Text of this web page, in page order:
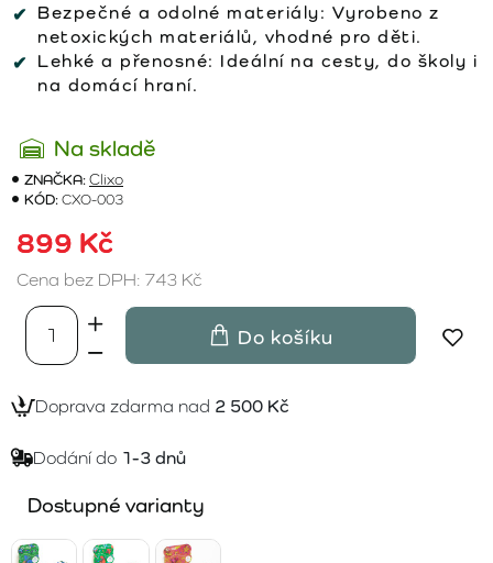
Bezpečné a odolné materiály: Vyrobeno z
netoxických materiálů, vhodné pro děti.
Lehké a přenosné: Ideální na cesty, do školy i
na domácí hraní.
Na skladě
ZNAČKA:Clixo
KÓD:CXO-003
899 Kč
Cena bez DPH: 743 Kč
Do košíku
Doprava zdarma nad 2 500 Kč
Dodání do 1-3 dnů
Dostupné varianty